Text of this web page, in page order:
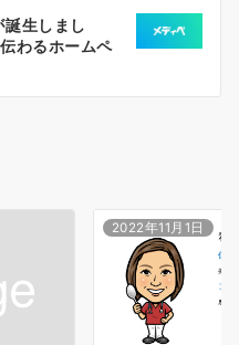
誕生しまし
わるホームペ
2022年11月1日